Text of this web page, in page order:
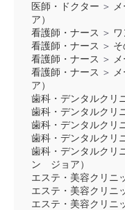
医師・ドクター ＞
ア）
看護師・ナース ＞
看護師・ナース ＞
看護師・ナース ＞
看護師・ナース ＞
ア）
歯科・デンタルクリ
歯科・デンタルクリ
歯科・デンタルクリ
歯科・デンタルクリ
歯科・デンタルクリ
ン ジョア）
エステ・美容クリニ
エステ・美容クリニ
エステ・美容クリニ